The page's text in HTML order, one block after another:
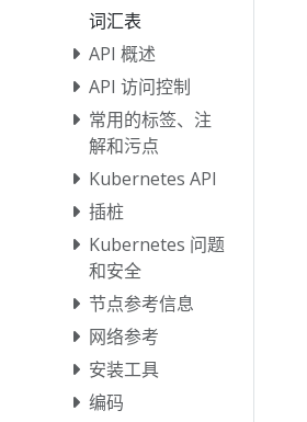
词汇表
API 概述
API 访问控制
常用的标签、注
解和污点
Kubernetes API
插桩
Kubernetes 问题
和安全
节点参考信息
网络参考
安装工具
编码